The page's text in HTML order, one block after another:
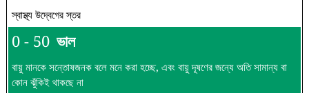
স্বাস্থ্য উদ্বেগের স্তর
0 - 50 ভাল
বায়ু মানকে সন্তোষজনক বলে মনে করা হচ্ছে, এবং বায়ু দূষণের জন্যে অতি সামান্য বা
কোন ঝুঁকিই থাকছে না